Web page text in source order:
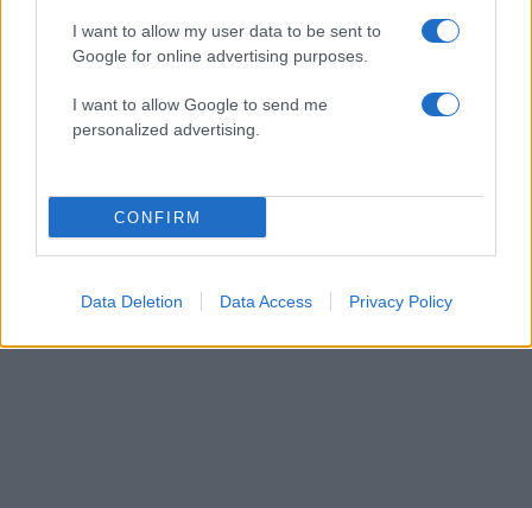
I want to allow my user data to be sent to
Google for online advertising purposes.
I want to allow Google to send me
personalized advertising.
CONFIRM
Data Deletion Data Access Privacy Policy
Eye Lift Effect: Αγαπημένες κρέμες ματιών για
ξεκούραστο και ανορθωμένο βλέμμα με μια